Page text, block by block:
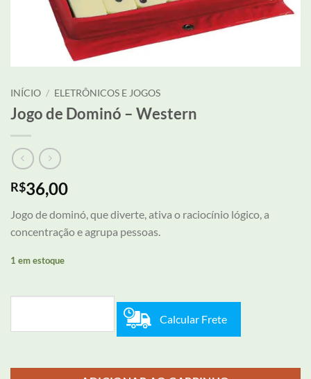
INÍCIO / ELETRÔNICOS E JOGOS
Jogo de Dominó – Western
R$36,00
Jogo de dominó, que diverte, ativa o raciocínio lógico, a
concentração e agrupa pessoas.
1 em estoque
Calcular Frete